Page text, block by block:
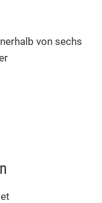
von sechs